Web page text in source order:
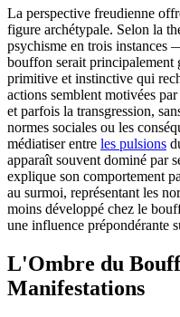
La perspective freudienne
figure archétypale. Selon la
psychisme en trois instances
bouffon serait principalement
primitive et instinctive qui
actions semblent motivées
et parfois la transgression,
normes sociales ou les
médiatiser entre les pulsions
apparaît souvent dominé par
explique son comportement
au surmoi, représentant les
moins développé chez le
une influence prépondérante
L'Ombre du
Manifestations